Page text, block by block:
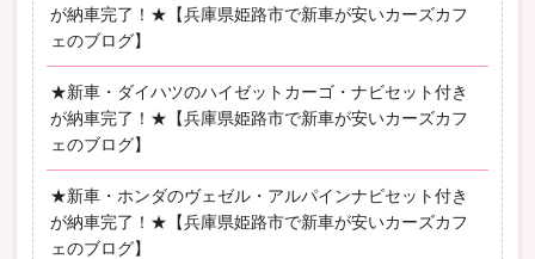
が納車完了！★【兵庫県姫路市で新車が安いカーズカフ
ェのブログ】
★新車・ダイハツのハイゼットカーゴ・ナビセット付き
が納車完了！★【兵庫県姫路市で新車が安いカーズカフ
ェのブログ】
★新車・ホンダのヴェゼル・アルパインナビセット付き
が納車完了！★【兵庫県姫路市で新車が安いカーズカフ
ェのブログ】